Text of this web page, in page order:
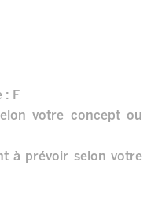
: F
votre concept ou
à prévoir selon votre